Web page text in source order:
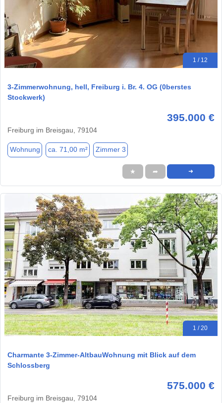
1 / 12
3-Zimmerwohnung, hell, Freiburg i. Br. 4. OG (0berstes
Stockwerk)
395.000 €
Freiburg im Breisgau, 79104
Wohnung ca. 71,00 m² Zimmer 3
★ ➦ ➜
1 / 20
Charmante 3-Zimmer-AltbauWohnung mit Blick auf dem
Schlossberg
575.000 €
Freiburg im Breisgau, 79104